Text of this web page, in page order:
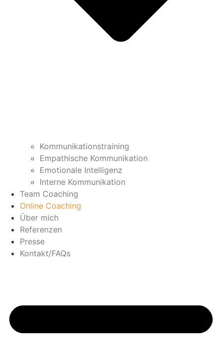
Kommunikationstraining
Empathische Kommunikation
Emotionale Intelligenz
Interne Kommunikation
Team Coaching
Online Coaching
Über mich
Referenzen
Presse
Kontakt/FAQs